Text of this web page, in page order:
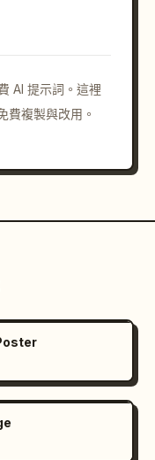
AI 提示詞。這裡
費複製與改用。